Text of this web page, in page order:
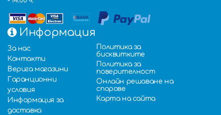
Информация
За нас
Контакти
Верига магазини
Гаранционни
условия
Информация за
доставка
Политика за
бисквитките
Политика за
поверителност
Онлайн решаване на
спорове
Карта на сайта